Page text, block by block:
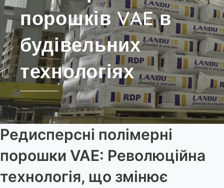
порошків VAE в
будівельних
технологіях
Редисперсні полімерні
порошки VAE: Революційна
технологія, що змінює